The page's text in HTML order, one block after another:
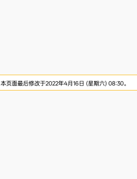
本页面最后修改于2022年4月16日 (星期六) 08:30。